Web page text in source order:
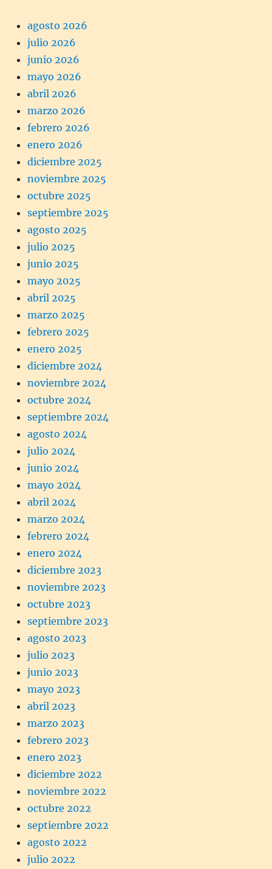
agosto 2026
julio 2026
junio 2026
mayo 2026
abril 2026
marzo 2026
febrero 2026
enero 2026
diciembre 2025
noviembre 2025
octubre 2025
septiembre 2025
agosto 2025
julio 2025
junio 2025
mayo 2025
abril 2025
marzo 2025
febrero 2025
enero 2025
diciembre 2024
noviembre 2024
octubre 2024
septiembre 2024
agosto 2024
julio 2024
junio 2024
mayo 2024
abril 2024
marzo 2024
febrero 2024
enero 2024
diciembre 2023
noviembre 2023
octubre 2023
septiembre 2023
agosto 2023
julio 2023
junio 2023
mayo 2023
abril 2023
marzo 2023
febrero 2023
enero 2023
diciembre 2022
noviembre 2022
octubre 2022
septiembre 2022
agosto 2022
julio 2022